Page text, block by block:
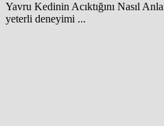
Yavru Kedinin Acıktığını Nasıl
yeterli deneyimi ...